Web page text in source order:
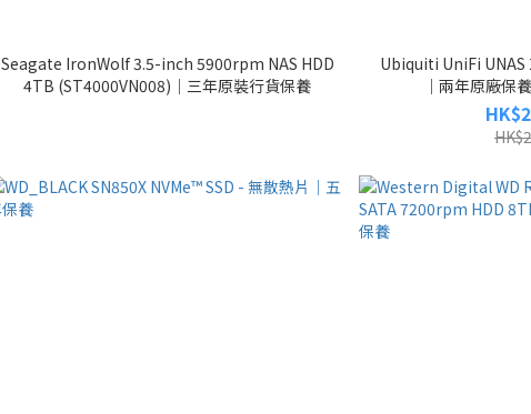
Seagate IronWolf 3.5-inch 5900rpm NAS HDD
4TB (ST4000VN008)｜三年原裝行貨保養
Ubiquiti UniFi UNAS
｜兩年原廠保